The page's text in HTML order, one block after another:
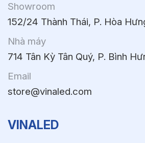
Showroom
152/24 Thành Thái, P. Hòa
Nhà máy
714 Tân Kỳ Tân Quý, P. Bình
Email
store@vinaled.com
VINALED